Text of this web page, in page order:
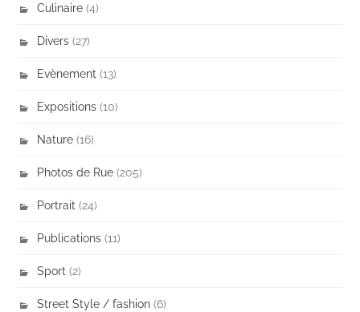
Culinaire (4)
Divers (27)
Evènement (13)
Expositions (10)
Nature (16)
Photos de Rue (205)
Portrait (24)
Publications (11)
Sport (2)
Street Style / fashion (6)